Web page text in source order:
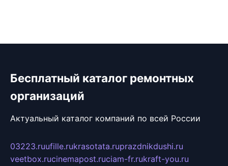
Бесплатный каталог ремонтных
организаций
Актуальный каталог компаний по всей России
03223.ruufille.rukrasotata.ruprazdnikdushi.ru
veetbox.rucinemapost.ruciam-fr.rukraft-you.ru